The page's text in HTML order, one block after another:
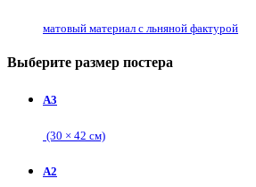
матовый материал с льняной фактурой
Выберите размер постера
А3
(30 × 42 см)
А2